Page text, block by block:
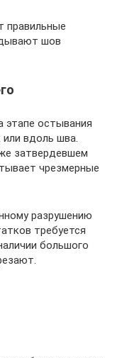
правильные
шов
этапе остывания
или вдоль шва.
затвердевшем
чрезмерные
разрушению
требуется
большого